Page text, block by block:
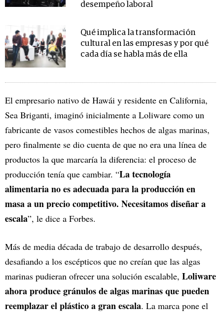
desempeño laboral
Qué implica la transformación
cultural en las empresas y por qué
cada día se habla más de ella
El empresario nativo de Hawái y residente en California,
Sea Briganti, imaginó inicialmente a Loliware como un
fabricante de vasos comestibles hechos de algas marinas,
pero finalmente se dio cuenta de que no era una línea de
productos la que marcaría la diferencia: el proceso de
producción tenía que cambiar. “La tecnología
alimentaria no es adecuada para la producción en
masa a un precio competitivo. Necesitamos diseñar a
escala”, le dice a Forbes.
Más de media década de trabajo de desarrollo después,
desafiando a los escépticos que no creían que las algas
marinas pudieran ofrecer una solución escalable, Loliware
ahora produce gránulos de algas marinas que pueden
reemplazar el plástico a gran escala. La marca pone el